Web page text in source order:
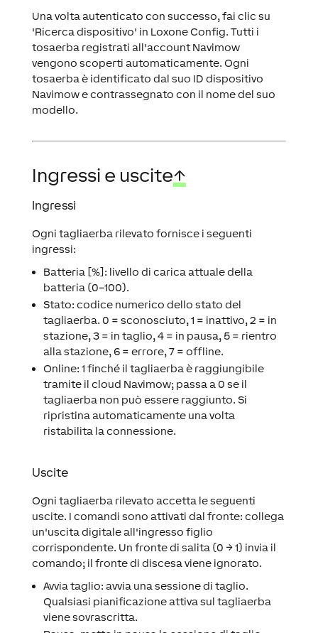
Una volta autenticato con successo, fai clic su
'Ricerca dispositivo' in Loxone Config. Tutti i
tosaerba registrati all'account Navimow
vengono scoperti automaticamente. Ogni
tosaerba è identificato dal suo ID dispositivo
Navimow e contrassegnato con il nome del suo
modello.
Ingressi e uscite↑
Ingressi
Ogni tagliaerba rilevato fornisce i seguenti
ingressi:
Batteria [%]: livello di carica attuale della
batteria (0–100).
Stato: codice numerico dello stato del
tagliaerba. 0 = sconosciuto, 1 = inattivo, 2 = in
stazione, 3 = in taglio, 4 = in pausa, 5 = rientro
alla stazione, 6 = errore, 7 = offline.
Online: 1 finché il tagliaerba è raggiungibile
tramite il cloud Navimow; passa a 0 se il
tagliaerba non può essere raggiunto. Si
ripristina automaticamente una volta
ristabilita la connessione.
Uscite
Ogni tagliaerba rilevato accetta le seguenti
uscite. I comandi sono attivati dal fronte: collega
un'uscita digitale all'ingresso figlio
corrispondente. Un fronte di salita (0 → 1) invia il
comando; il fronte di discesa viene ignorato.
Avvia taglio: avvia una sessione di taglio.
Qualsiasi pianificazione attiva sul tagliaerba
viene sovrascritta.